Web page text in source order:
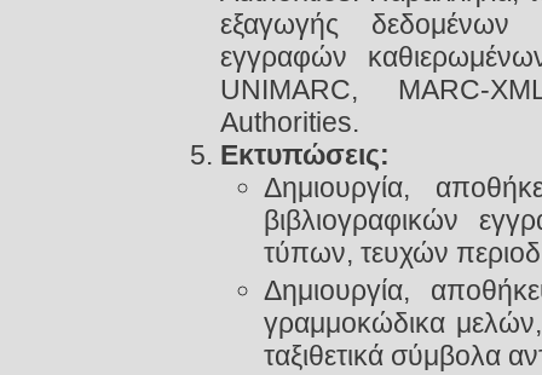
εξαγωγής δεδομένων
εγγραφών
UNIMARC, MARC-
Authorities.
Εκτυπώσεις:
Δημιουργία,
βιβλιογραφικών
τύπων, τευχών
Δημιουργία,
γραμμοκώδικα
ταξιθετικά σύμβολα